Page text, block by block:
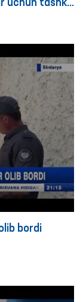
uchun tashkil
bordi